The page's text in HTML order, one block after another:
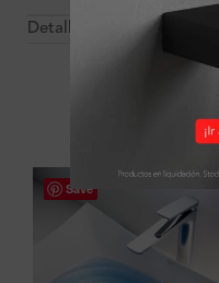
Detalles y Material
OTROS
Save